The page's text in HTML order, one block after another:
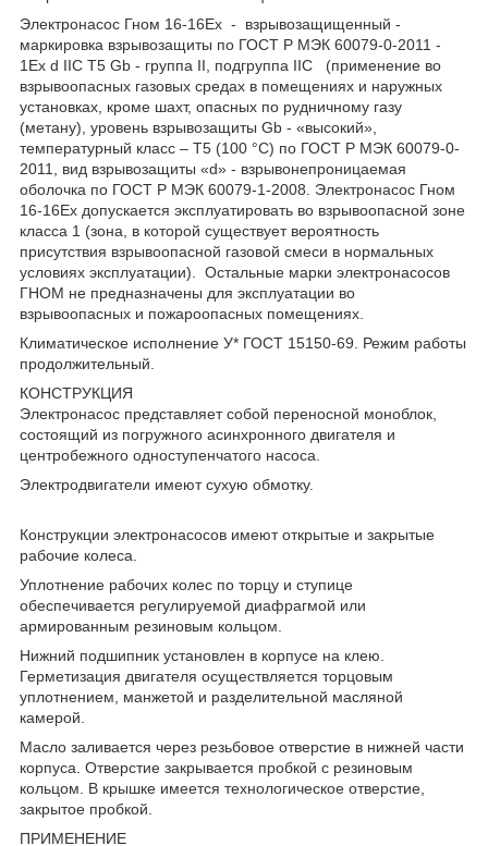
Электронасос Гном 16-16Ex - взрывозащищенный -
маркировка взрывозащиты по ГОСТ Р МЭК 60079-0-2011 -
1Ех d IIС Т5 Gb - группа II, подгруппа IIC (применение во
взрывоопасных газовых средах в помещениях и наружных
установках, кроме шахт, опасных по рудничному газу
(метану), уровень взрывозащиты Gb - «высокий»,
температурный класс – Т5 (100 °С) по ГОСТ Р МЭК 60079-0-
2011, вид взрывозащиты «d» - взрывонепроницаемая
оболочка по ГОСТ Р МЭК 60079-1-2008. Электронасос Гном
16-16Ex допускается эксплуатировать во взрывоопасной зоне
класса 1 (зона, в которой существует вероятность
присутствия взрывоопасной газовой смеси в нормальных
условиях эксплуатации). Остальные марки электронасосов
ГНОМ не предназначены для эксплуатации во
взрывоопасных и пожароопасных помещениях.
Климатическое исполнение У* ГОСТ 15150-69. Режим работы
продолжительный.
КОНСТРУКЦИЯ
Электронасос представляет собой переносной моноблок,
состоящий из погружного асинхронного двигателя и
центробежного одноступенчатого насоса.
Электродвигатели имеют сухую обмотку.
Конструкции электронасосов имеют открытые и закрытые
рабочие колеса.
Уплотнение рабочих колес по торцу и ступице
обеспечивается регулируемой диафрагмой или
армированным резиновым кольцом.
Нижний подшипник установлен в корпусе на клею.
Герметизация двигателя осуществляется торцовым
уплотнением, манжетой и разделительной масляной
камерой.
Масло заливается через резьбовое отверстие в нижней части
корпуса. Отверстие закрывается пробкой с резиновым
кольцом. В крышке имеется технологическое отверстие,
закрытое пробкой.
ПРИМЕНЕНИЕ